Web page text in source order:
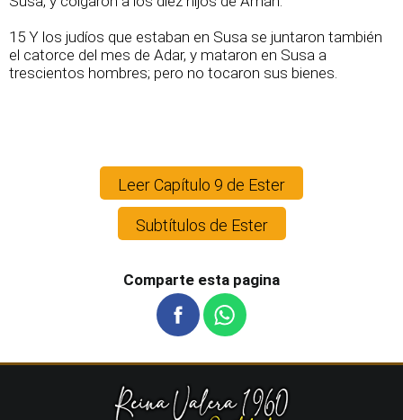
15 Y los judíos que estaban en Susa se juntaron también
el catorce del mes de Adar, y mataron en Susa a
trescientos hombres; pero no tocaron sus bienes.
Leer Capítulo 9 de Ester
Subtítulos de Ester
Comparte esta pagina